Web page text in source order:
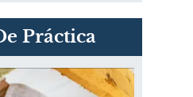
Práctica
de polivinilo